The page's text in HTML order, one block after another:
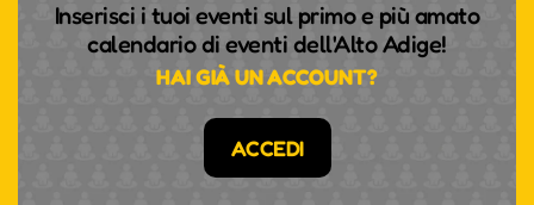
Inserisci i tuoi eventi sul primo e più amato
calendario di eventi dell'Alto Adige!
HAI GIÀ UN ACCOUNT?
ACCEDI